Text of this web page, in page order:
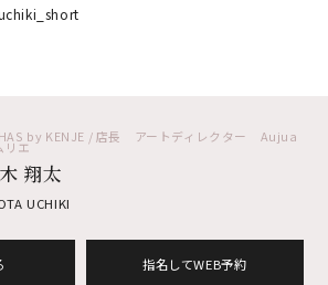
by KENJE / 店長 アートディレクター Aujua
リエ
翔太
UCHIKI
指名してWEB予約